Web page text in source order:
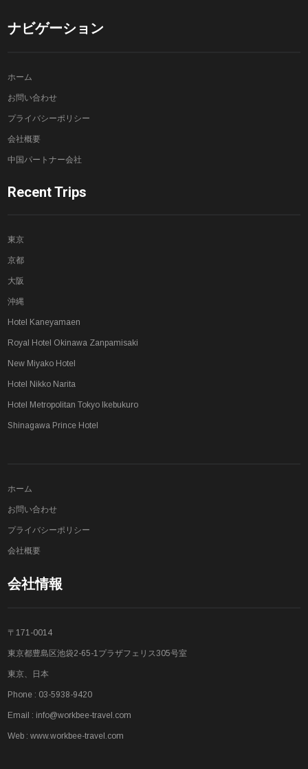
ナビゲーション
ホーム
お問い合わせ
プライバシーポリシー
会社概要
中国パートナー会社
Recent Trips
東京
京都
大阪
沖縄
Hotel Kaneyamaen
Royal Hotel Okinawa Zanpamisaki
New Miyako Hotel
Hotel Nikko Narita
Hotel Metropolitan Tokyo Ikebukuro
Shinagawa Prince Hotel
ホーム
お問い合わせ
プライバシーポリシー
会社概要
会社情報
〒171-0014
東京都豊島区池袋2-65-1プラザフェリス305号室
東京、日本
Phone : 03-5938-9420
Email : info@workbee-travel.com
Web :www.workbee-travel.com